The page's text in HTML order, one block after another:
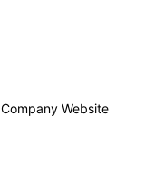
Website